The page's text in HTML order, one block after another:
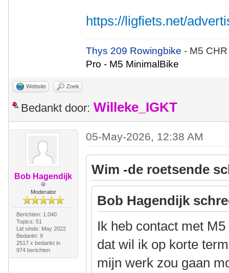
https://ligfiets.net/
Thys 209 Rowingbike- M5
Pro - M5 MinimalBike
Website Zoek
Bedankt door: Willeke_IGKT
Bob Hagendijk
Moderator
Berichten: 1.040
Topics: 51
Lid sinds: May 2022
Bedankt: 9
2517 x bedankt in
974 berichten
05-May-2026, 12:38 AM
Wim -de roetsende
Bob Hagendijk
Ik heb contact met
dat wil ik op korte
mijn werk zou gaan